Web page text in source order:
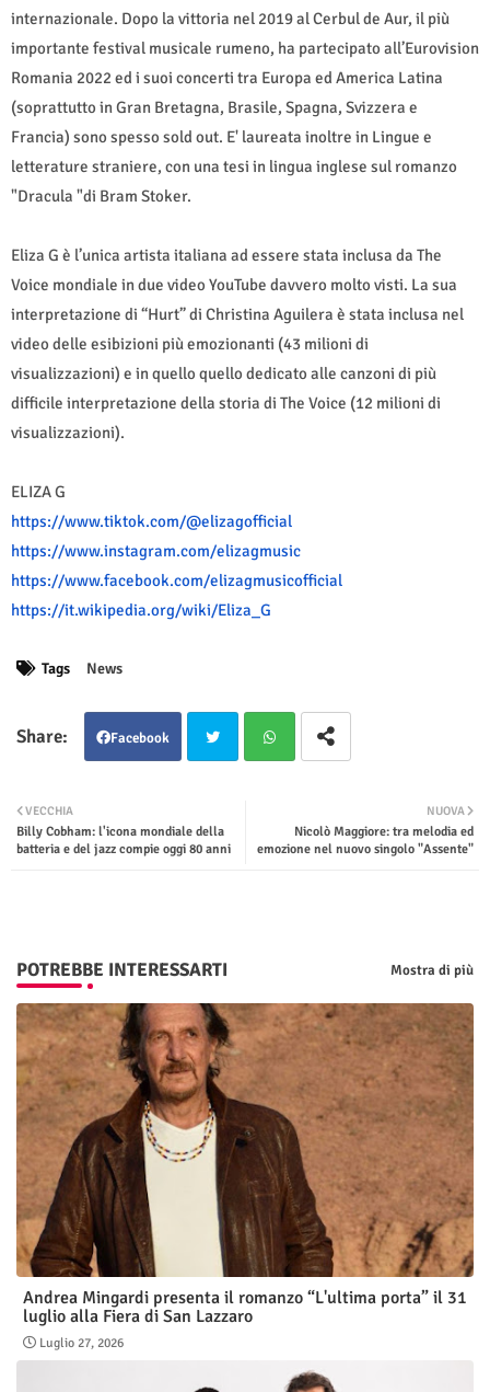
internazionale. Dopo la vittoria nel 2019 al Cerbul de Aur, il più
importante festival musicale rumeno, ha partecipato all’Eurovision
Romania 2022 ed i suoi concerti tra Europa ed America Latina
(soprattutto in Gran Bretagna, Brasile, Spagna, Svizzera e
Francia) sono spesso sold out. E' laureata inoltre in Lingue e
letterature straniere, con una tesi in lingua inglese sul romanzo
"Dracula "di Bram Stoker.
Eliza G è l’unica artista italiana ad essere stata inclusa da The
Voice mondiale in due video YouTube davvero molto visti. La sua
interpretazione di “Hurt” di Christina Aguilera è stata inclusa nel
video delle esibizioni più emozionanti (43 milioni di
visualizzazioni) e in quello quello dedicato alle canzoni di più
difficile interpretazione della storia di The Voice (12 milioni di
visualizzazioni).
ELIZA G
https://www.tiktok.com/@elizagofficial
https://www.instagram.com/elizagmusic
https://www.facebook.com/elizagmusicofficial
https://it.wikipedia.org/wiki/Eliza_G
Tags News
Facebook
ter
NUOVA
Nicolò Maggiore: tra melodia ed
emozione nel nuovo singolo "Assente"
VECCHIA
Billy Cobham: l'icona mondiale della
batteria e del jazz compie oggi 80 anni
POTREBBE INTERESSARTI Mostra di più
Andrea Mingardi presenta il romanzo “L'ultima porta” il 31
luglio alla Fiera di San Lazzaro
Luglio 27, 2026